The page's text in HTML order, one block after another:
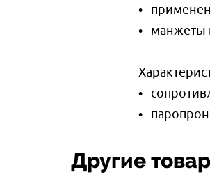
•
• манжеты
•
•
Другие